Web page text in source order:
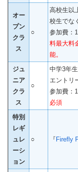
オー
プン
クラ
ス
○
高校生以
校生でな
参加費：
料最大料
能。
ジュ
ニア
クラ
ス
○
中学3年
エントリ
参加費：
必須
特別
レギ
ュレ
ーシ
ョン
○ 『 Firefly